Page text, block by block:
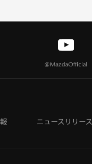
@MazdaOfficial
ニュースリリース